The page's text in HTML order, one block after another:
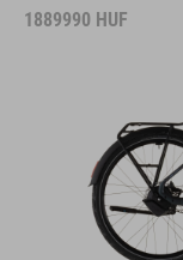
1889990 HUF